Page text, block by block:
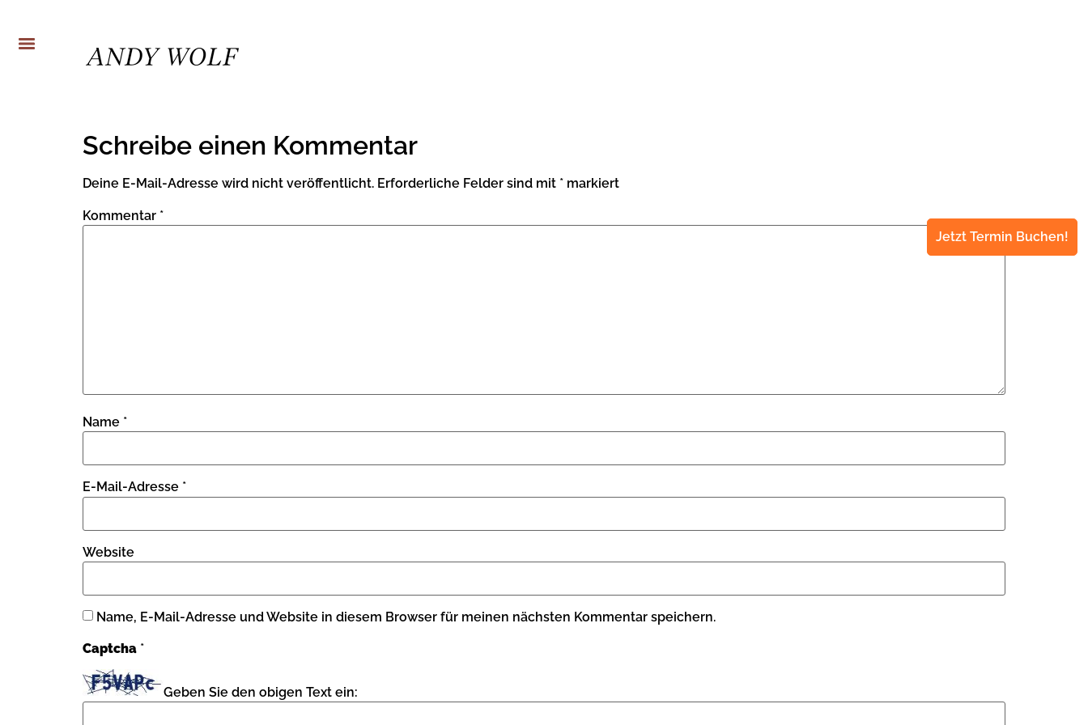
Schreibe einen Kommentar
Deine E-Mail-Adresse wird nicht veröffentlicht. Erforderliche Felder sind mit * markiert
Kommentar *
Name *
E-Mail-Adresse *
Website
Name, E-Mail-Adresse und Website in diesem Browser für meinen nächsten Kommentar speichern.
Captcha *
Geben Sie den obigen Text ein:
Jetzt Termin Buchen!